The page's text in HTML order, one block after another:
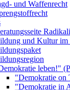
und Waffenrecht
und Kultur im
leben!"
"Demokratie on
"Demokratie in